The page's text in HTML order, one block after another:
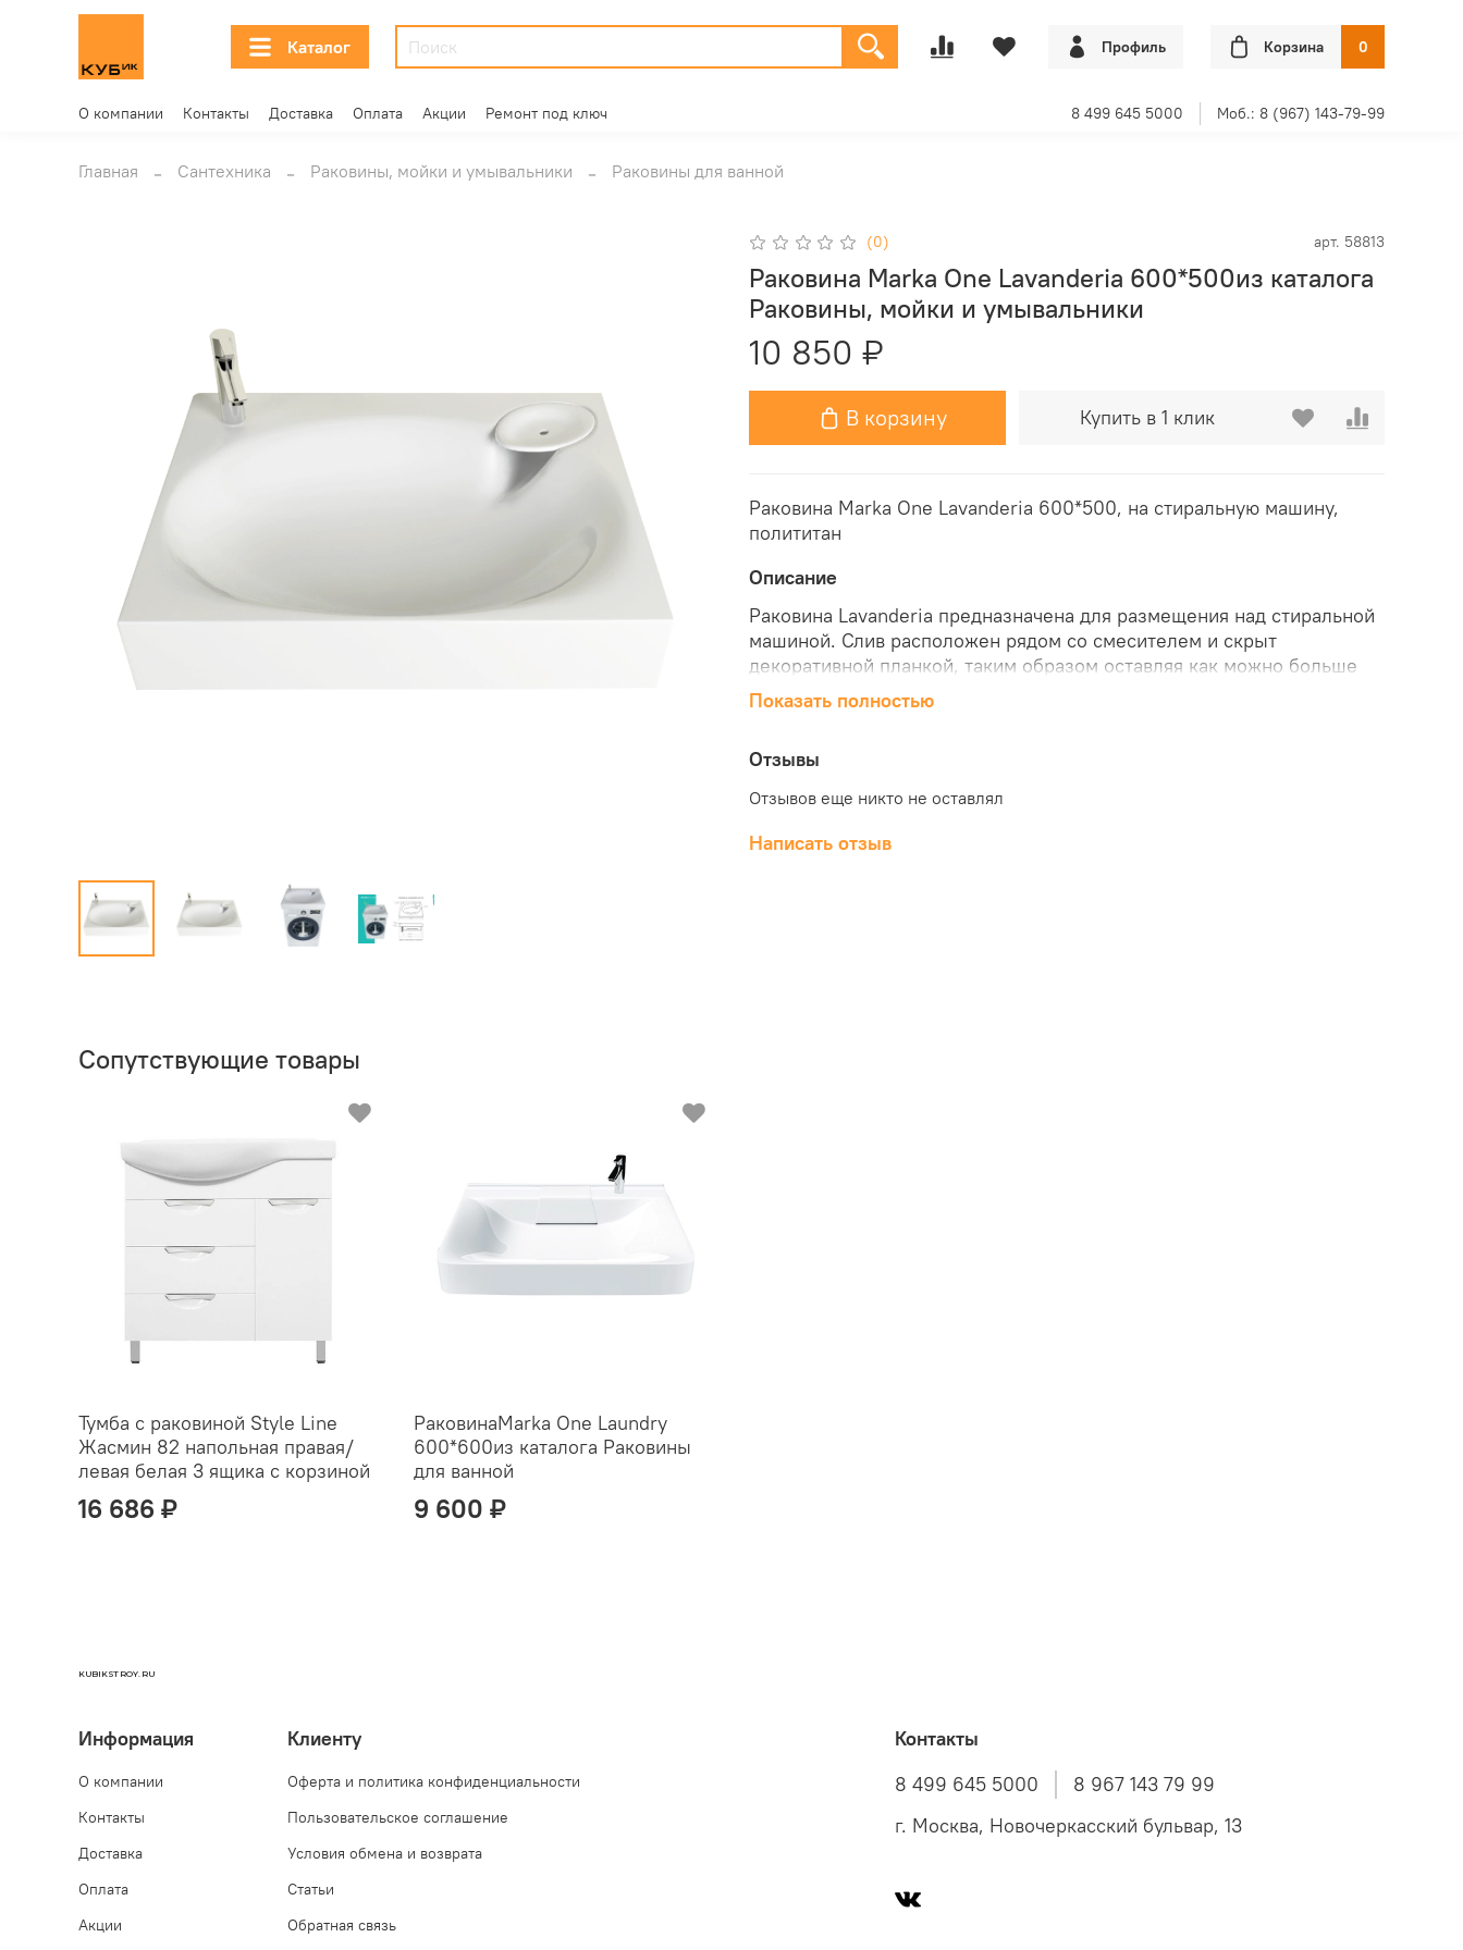
Каталог Профиль Корзина 0
О компании Контакты Доставка Оплата Акции Ремонт под ключ 8 499 645 5000 Моб.: 8 (967) 143-79-99
Главная Сантехника Раковины, мойки и умывальники Раковины для ванной
(0) арт. 58813
Раковина Marka One Lavanderia 600*500из каталога
Раковины, мойки и умывальники
10 850 ₽
В корзину Купить в 1 клик
Раковина Marka One Lavanderia 600*500, на стиральную машину,
полититан
Описание
Раковина Lavanderia предназначена для размещения над стиральной
машиной. Слив расположен рядом со смесителем и скрыт
декоративной планкой, таким образом оставляя как можно больше
места под раковиной. Раковина изготовлена из ударопрочной и
экологичной полимерной керамики - Polytitan. Гофрированный сифон
Lavanderia можно в нашем интернет-магазине «КубикСтрой».
Показать полностью
Отзывы
Отзывов еще никто не оставлял
Написать отзыв
Сопутствующие товары
Тумба с раковиной Style Line
Жасмин 82 напольная правая/
левая белая 3 ящика с корзиной
16 686 ₽
РаковинаMarka One Laundry
600*600из каталога Раковины
для ванной
9 600 ₽
KUBIKSTROY.RU
Информация
О компании
Контакты
Доставка
Оплата
Акции
Клиенту
Оферта и политика конфиденциальности
Пользовательское соглашение
Условия обмена и возврата
Статьи
Обратная связь
Контакты
8 499 645 5000
8 967 143 79 99
г. Москва, Новочеркасский бульвар, 13